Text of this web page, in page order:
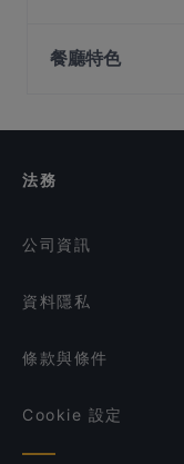
George Town
Taste of
Xiao Long Kan
Suntec City, 新
餐廳特色
在 新加坡 的 休
法務
公司資訊
資料隱私
條款與條件
Cookie 設定